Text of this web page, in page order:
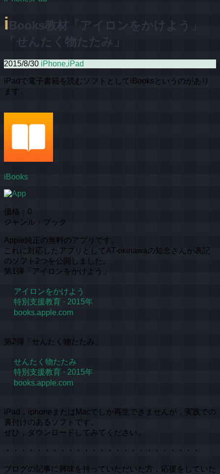
iBooks教材「アイロンをかけよう」
「せんたく物たたみ」
2015/8/30 iPhone,iPad
iPadで電子書籍を読むソフトとしてiBooksというのがあり
ます。
iBooks
価格：0
ジャンル：ブック
Apple純正の無料のアプリです。
これに対応したアプリとしてAT-okinawaの知念さんが表記
のソフト2つを公開しました。
第1弾「アイロンをかけよう」
‎アイロンをかけよう
‎特別支援教育 · 2015年
books.apple.com
第2弾「せんたく物たたみ」
‎せんたく物たたみ
‎特別支援教育 · 2015年
books.apple.com
iPad，iphoneまたはMacでしか再生できませんが，実践での
裏付けのあるソフトです。
ぜひ，ダウンロードしてみてください。
・・・・・・・・・・・・・・・・・・・・・・・・・
ブログの記事に興味を持っていただいた方，応援をしていた